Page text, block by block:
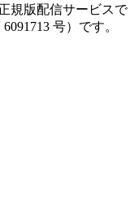
規版配信サービスで
号）です。